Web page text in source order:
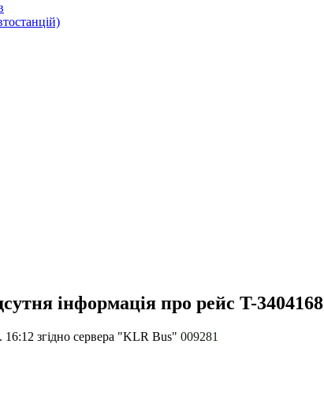
інформація про рейс T-3404168
16:12 згідно сервера "KLR Bus" 009281